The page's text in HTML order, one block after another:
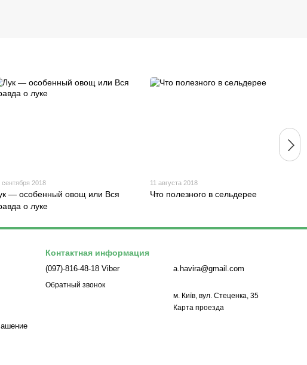
сентября 2018
— особенный овощ или Вся
о луке
11 августа 2018
Что полезного в сельдерее
Контактная информация
(097)-816-48-18 Viber
Обратный звонок
a.havira@gmail.com
м. Київ, вул. Стеценка, 35
Карта проезда